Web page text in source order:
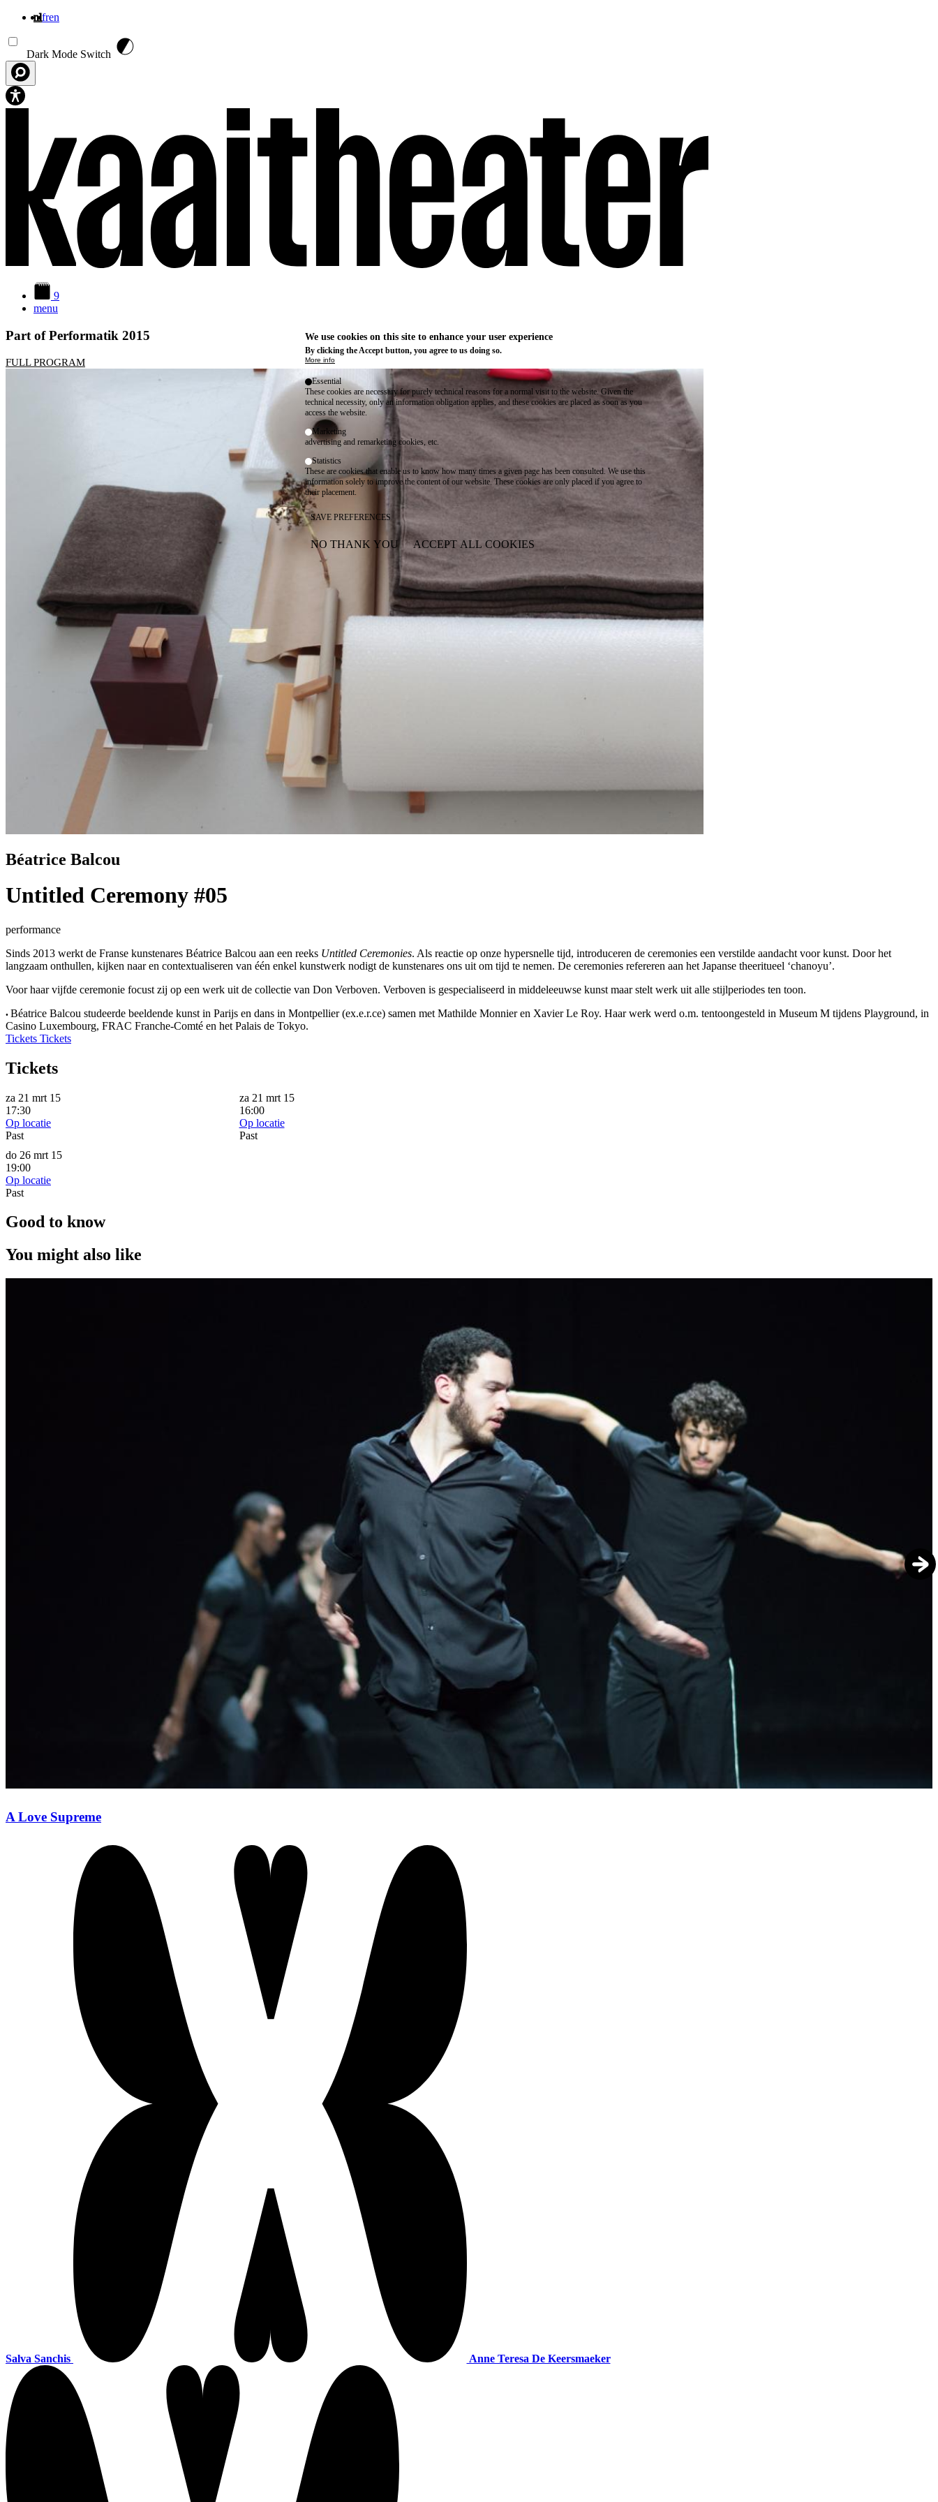
nlfren
Dark Mode Switch
9
menu
Part of Performatik 2015
FULL PROGRAM
Béatrice Balcou
Untitled Ceremony #05
performance
Sinds 2013 werkt de Franse kunstenares Béatrice Balcou aan een reeks Untitled Ceremonies. Als reactie op onze hypersnelle tijd, introduceren de ceremonies een verstilde aandacht voor kunst. Door het
langzaam onthullen, kijken naar en contextualiseren van één enkel kunstwerk nodigt de kunstenares ons uit om tijd te nemen. De ceremonies refereren aan het Japanse theeritueel ‘chanoyu’.
Voor haar vijfde ceremonie focust zij op een werk uit de collectie van Don Verboven. Verboven is gespecialiseerd in middeleeuwse kunst maar stelt werk uit alle stijlperiodes ten toon.
• Béatrice Balcou studeerde beeldende kunst in Parijs en dans in Montpellier (ex.e.r.ce) samen met Mathilde Monnier en Xavier Le Roy. Haar werk werd o.m. tentoongesteld in Museum M tijdens Playground, in
Casino Luxembourg, FRAC Franche-Comté en het Palais de Tokyo.
Tickets Tickets
Tickets
za 21 mrt 15
17:30
Op locatie
Past
za 21 mrt 15
16:00
Op locatie
Past
do 26 mrt 15
19:00
Op locatie
Past
Good to know
You might also like
A Love Supreme
Salva Sanchis Anne Teresa De Keersmaeker
We use cookies on this site to enhance your user experience
By clicking the Accept button, you agree to us doing so.
More info
Essential
These cookies are necessary for purely technical reasons for a normal visit to the website. Given the
technical necessity, only an information obligation applies, and these cookies are placed as soon as you
access the website.
Marketing
advertising and remarketing cookies, etc.
Statistics
These are cookies that enable us to know how many times a given page has been consulted. We use this
information solely to improve the content of our website. These cookies are only placed if you agree to
their placement.
SAVE PREFERENCES
NO THANK YOU ACCEPT ALL COOKIES
WITHDRAW CONSENT